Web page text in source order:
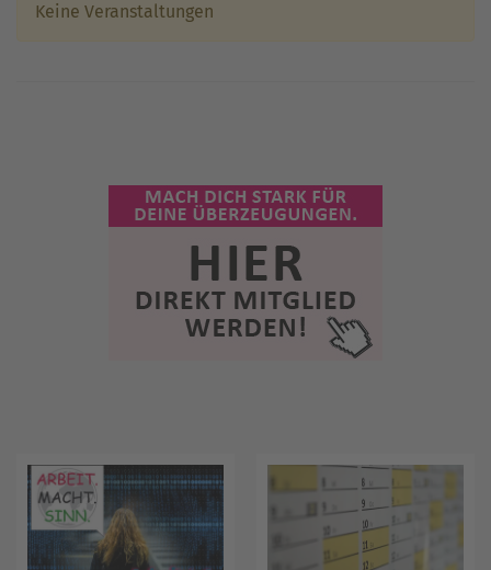
Keine Veranstaltungen